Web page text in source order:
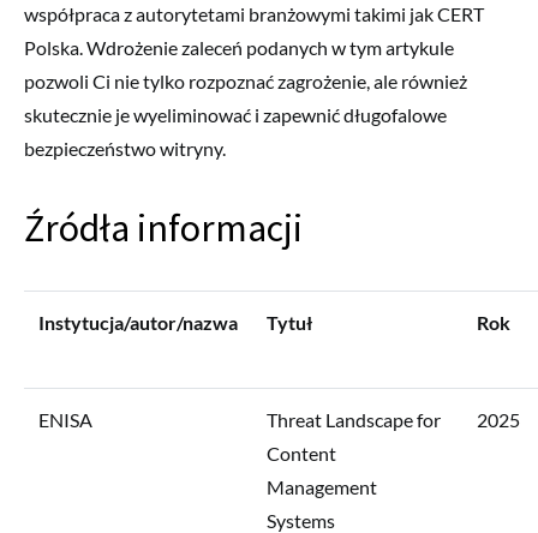
współpraca z autorytetami branżowymi takimi jak CERT
Polska. Wdrożenie zaleceń podanych w tym artykule
pozwoli Ci nie tylko rozpoznać zagrożenie, ale również
skutecznie je wyeliminować i zapewnić długofalowe
bezpieczeństwo witryny.
Źródła informacji
Instytucja/autor/nazwa Tytuł Rok
ENISA
Threat Landscape for
Content
Management
Systems
2025